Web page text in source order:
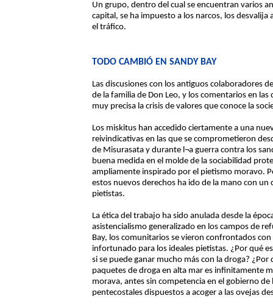
Un grupo, dentro del cual se encuentran varios
capital, se ha impuesto a los narcos, los
el tráfico.
TODO CAMBIÓ EN SANDY BAY
Las discusiones con los antiguos colaboradores
de la familia de Don Leo, y los comentarios en
muy precisa la crisis de valores que conoce la
Los miskitus han accedido ciertamente a una
reivindicativas en las que se comprometieron
de Misurasata y durante l¬a guerra contra los
buena medida en el molde de la sociabilidad
ampliamente inspirado por el pietismo moravo.
estos nuevos derechos ha ido de la mano con
pietistas.
La ética del trabajo ha sido anulada desde la
asistencialismo generalizado en los campos de
Bay, los comunitarios se vieron confrontados
infortunado para los ideales pietistas. ¿Por qué
si se puede ganar mucho más con la droga?
paquetes de droga en alta mar es infinitamente
morava, antes sin competencia en el gobierno
pentecostales dispuestos a acoger a las ovejas